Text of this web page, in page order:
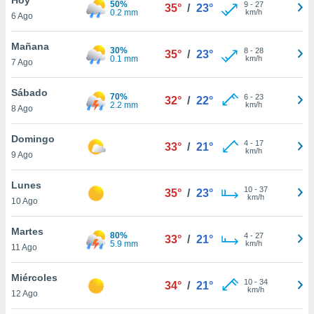
y
en
más
de
6 Ago
50%
0.2 mm
35° / 23° 9- 27
km/h
Mañana
7 Ago
30%
0.1 mm
35° / 23° 8- 28
km/h
Sábado
8 Ago
70%
2.2 mm
32° / 22° 6- 23
km/h
Domingo
9 Ago
33° / 21° 4- 17
km/h
Lunes
10 Ago
35° / 23° 10- 37
km/h
Martes
11 Ago
80%
5.9 mm
33° / 21° 4- 27
km/h
Miércoles
12 Ago
34° / 21° 10- 34
km/h